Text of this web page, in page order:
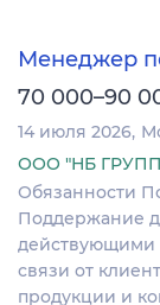
Менеджер
70 000–90
14 июля 2026
ООО "НБ
Обязанности
Поддержание
действующими
связи от
продукции и